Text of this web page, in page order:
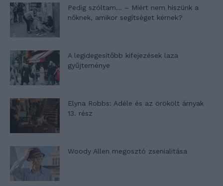
Pedig szóltam… – Miért nem hiszünk a
nőknek, amikor segítséget kérnek?
A legidegesítőbb kifejezések laza
gyűjteménye
Elyna Robbs: Adéle és az örökölt árnyak
13. rész
Woody Allen megosztó zsenialitása